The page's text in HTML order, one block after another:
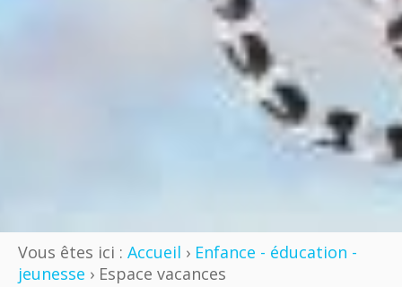
Vous êtes ici : Accueil › Enfance - éducation -
jeunesse › Espace vacances